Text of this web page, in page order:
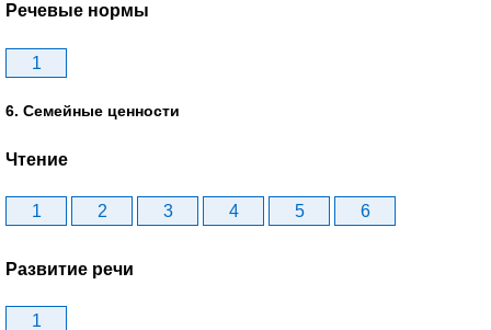
Речевые нормы
1
6. Семейные ценности
Чтение
1 2 3 4 5 6
Развитие речи
1